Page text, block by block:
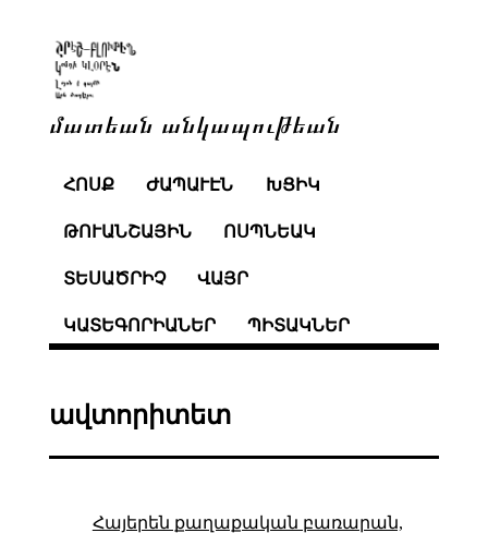
մատեան անկապութեան
ՀՈՍՔ ԺԱՊԱՒԷՆ ԽՑԻԿ
ԹՈՒԱՆՇԱՅԻՆ ՈՍՊՆԵԱԿ
ՏԵՍԱԾՐԻՉ ՎԱՅՐ
ԿԱՏԵԳՈՐԻԱՆԵՐ ՊԻՏԱԿՆԵՐ
ավտորիտետ
Հայերեն քաղաքական բառարան,